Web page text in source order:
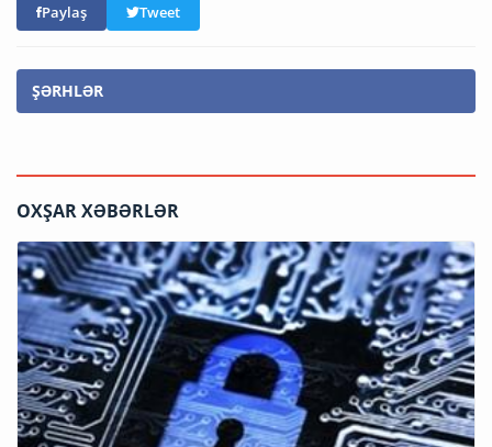
Paylaş Tweet
ŞƏRHLƏR
OXŞAR XƏBƏRLƏR